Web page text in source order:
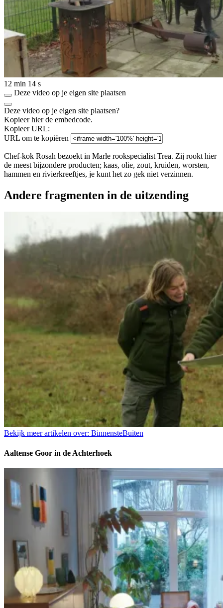
12 min 14 s
Deze video op je eigen site plaatsen
Deze video op je eigen site plaatsen?
Kopieer hier de embedcode.
Kopieer URL:
URL om te kopiëren
Chef-kok Rosah bezoekt in Marle rookspecialist Trea. Zij rookt hier
de meest bijzondere producten; kaas, olie, zout, kruiden, worsten,
hammen en rivierkreeftjes, je kunt het zo gek niet verzinnen.
Andere fragmenten in de uitzending
Bekijk meer artikelen over: BinnensteBuiten
Aaltense Goor in de Achterhoek